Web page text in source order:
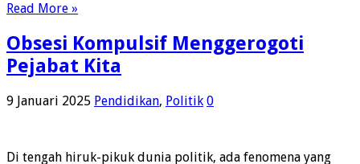
Read More »
Obsesi Kompulsif Menggerogoti
Pejabat Kita
9 Januari 2025 Pendidikan, Politik 0
Di tengah hiruk-pikuk dunia politik, ada fenomena yang